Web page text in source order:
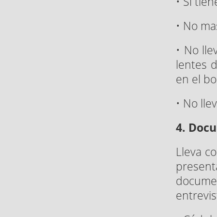
• No
• No
lentes
en el
• No
4.
Lleva